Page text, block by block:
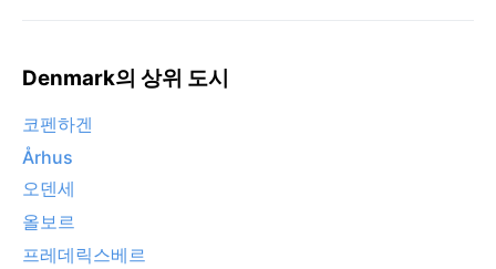
Denmark의 상위 도시
코펜하겐
Århus
오덴세
올보르
프레데릭스베르